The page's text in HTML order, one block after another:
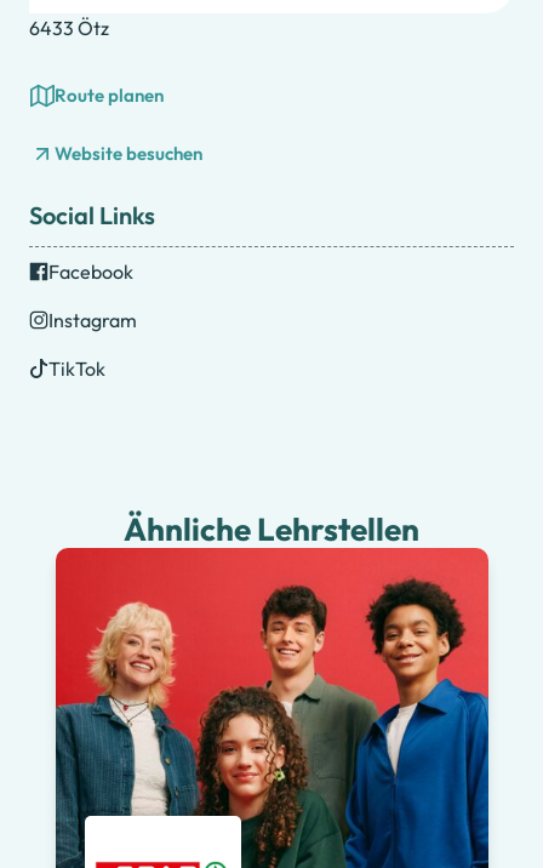
6433 Ötz
Route planen
Website besuchen
Social Links
Facebook
Instagram
TikTok
Ähnliche Lehrstellen